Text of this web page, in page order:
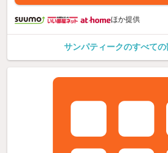
ほか提供
サンパティークのすべて